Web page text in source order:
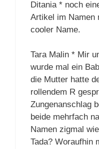
Ditania * noch
Artikel im Namen
cooler Name.
Tara Malin * Mir
wurde mal ein
die Mutter hatte
rollendem R
Zungenanschlag
beide mehrfach
Namen zigmal
Tada? Woraufhin